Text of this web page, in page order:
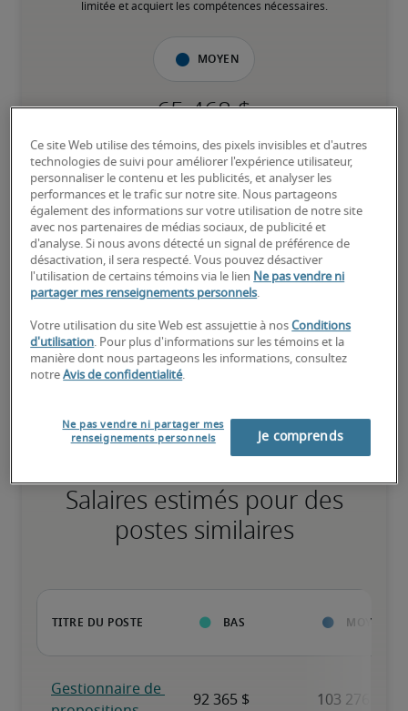
limitée et acquiert les compétences nécessaires.
Moyen
Le candidat possède une expérience modérée dans le poste,
répond à la plupart des exigences ou possède des compétences
transférables équivalentes, et peut également détenir des
certifications pertinentes.
Élevé
Le candidat possède une vaste expérience et des compétences
avancées pour le poste, et peut également détenir des
certifications spécialisées.
Salaires estimés pour des
postes similaires
Ce site Web utilise des témoins, des pixels invisibles et d'autres
technologies de suivi pour améliorer l'expérience utilisateur,
personnaliser le contenu et les publicités, et analyser les
performances et le trafic sur notre site. Nous partageons
également des informations sur votre utilisation de notre site
avec nos partenaires de médias sociaux, de publicité et
d'analyse. Si nous avons détecté un signal de préférence de
désactivation, il sera respecté. Vous pouvez désactiver
l'utilisation de certains témoins via le lien Ne pas vendre ni
partager mes renseignements personnels.
Votre utilisation du site Web est assujettie à nosConditions
d'utilisation. Pour plus d'informations sur les témoins et la
manière dont nous partageons les informations, consultez
notreAvis de confidentialité.
Ne pas vendre ni partager mes
renseignements personnels
Je comprends